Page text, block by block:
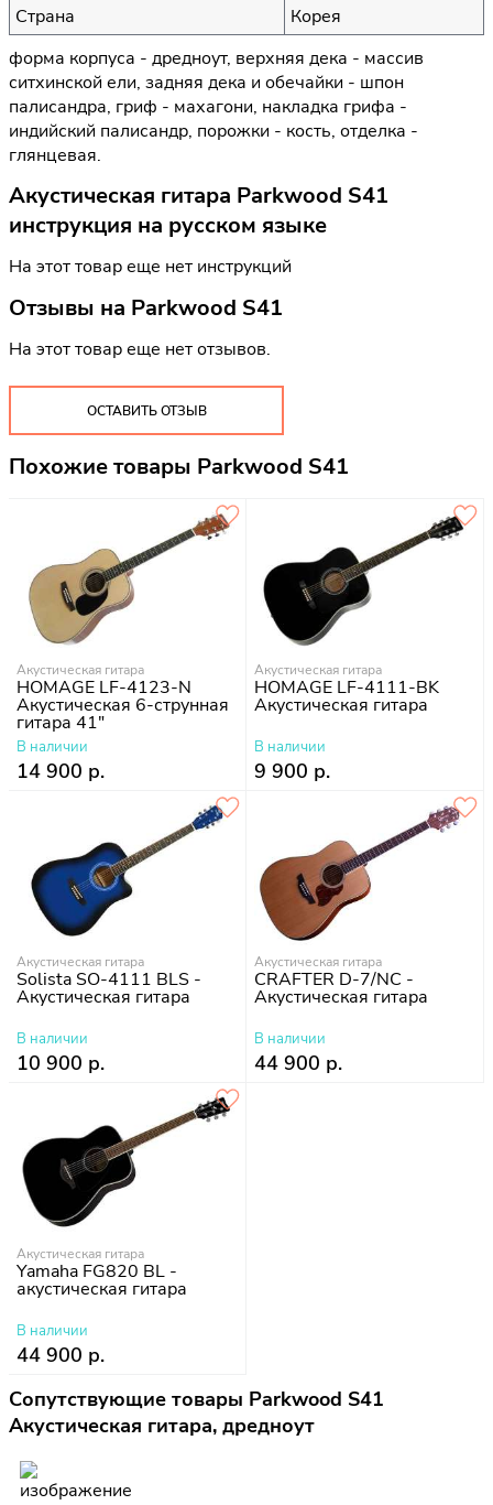
Страна
Корея
форма корпуса - дредноут, верхняя дека - массив
ситхинской ели, задняя дека и обечайки - шпон
палисандра, гриф - махагони, накладка грифа -
индийский палисандр, порожки - кость, отделка -
глянцевая.
Акустическая гитара Parkwood S41
инструкция на русском языке
На этот товар еще нет инструкций
Отзывы на Parkwood S41
На этот товар еще нет отзывов.
ОСТАВИТЬ ОТЗЫВ
Похожие товары Parkwood S41
Акустическая гитара
HOMAGE LF-4123-N
Акустическая 6-струнная
гитара 41"
В наличии
14 900 р.
Акустическая гитара
HOMAGE LF-4111-BK
Акустическая гитара
В наличии
9 900 р.
Акустическая гитара
Solista SO-4111 BLS -
Акустическая гитара
В наличии
10 900 р.
Акустическая гитара
CRAFTER D-7/NС -
Акустическая гитара
В наличии
44 900 р.
Акустическая гитара
Yamaha FG820 BL -
акустическая гитара
В наличии
44 900 р.
Сопутствующие товары Parkwood S41
Акустическая гитара, дредноут